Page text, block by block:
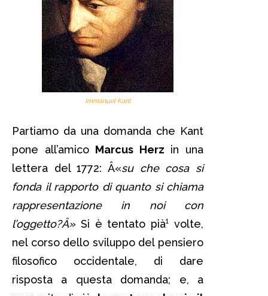
Immanuel Kant
Partiamo da una domanda che Kant
pone all’amico Marcus Herz in una
lettera del 1772: Â«su che cosa si
fonda il rapporto di quanto si chiama
rappresentazione in noi con
l’oggetto?Â» Si è tentato pià¹ volte,
nel corso dello sviluppo del pensiero
filosofico occidentale, di dare
risposta a questa domanda; e, a